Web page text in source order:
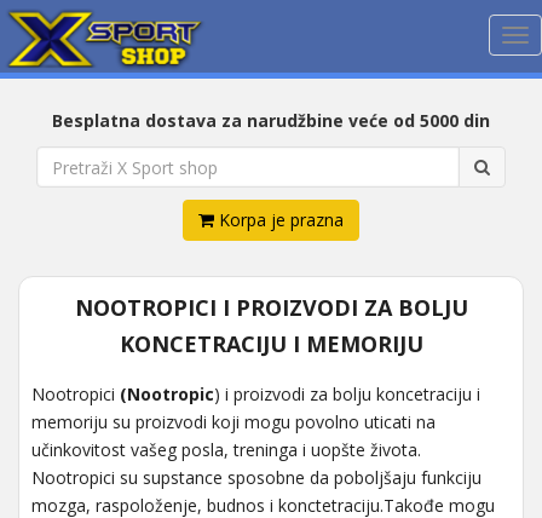
Besplatna dostava za narudžbine veće od 5000 din
Korpa je prazna
NOOTROPICI I PROIZVODI ZA BOLJU
KONCETRACIJU I MEMORIJU
Nootropici (Nootropic) i proizvodi za bolju koncetraciju i
memoriju su proizvodi koji mogu povolno uticati na
učinkovitost vašeg posla, treninga i uopšte života.
Nootropici su supstance sposobne da poboljšaju funkciju
mozga, raspoloženje, budnos i konctetraciju.Takođe mogu